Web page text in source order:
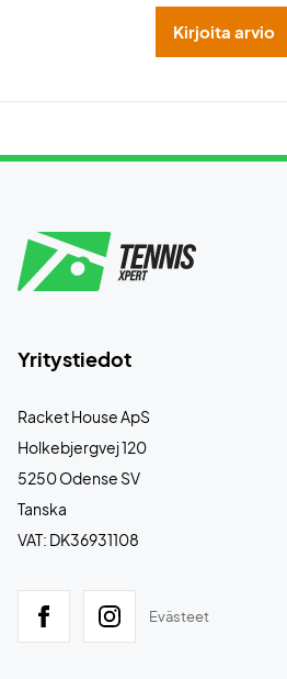
Kirjoita arvio
Yritystiedot
Racket House ApS
Holkebjergvej 120
5250 Odense SV
Tanska
VAT: DK36931108
Evästeet